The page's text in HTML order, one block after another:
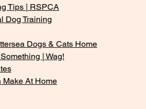
Tips | RSPCA
Dog Training
Dogs & Cats Home
| Wag!
Make At Home